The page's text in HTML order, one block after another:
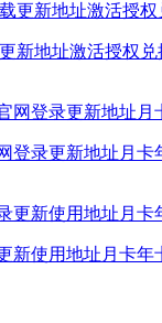
新地址激活授权
登录更新地址月
新使用地址月卡